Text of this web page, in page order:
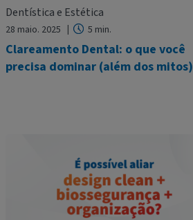
Dentística e Estética
28 maio. 2025 5 min.
Clareamento Dental: o que você
precisa dominar (além dos mitos)